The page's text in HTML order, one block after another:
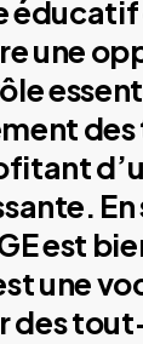
éducatif
une
est
une
des